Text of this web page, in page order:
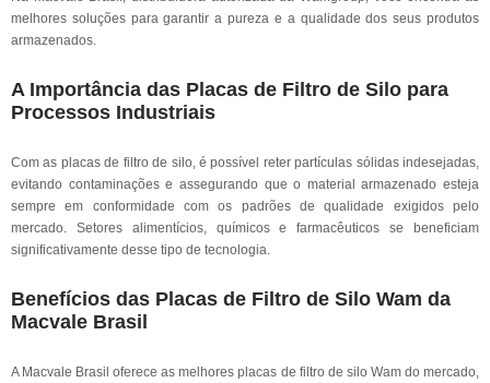
melhores soluções para garantir a pureza e a qualidade dos seus produtos
armazenados.
A Importância das Placas de Filtro de Silo para
Processos Industriais
Com as placas de filtro de silo, é possível reter partículas sólidas indesejadas,
evitando contaminações e assegurando que o material armazenado esteja
sempre em conformidade com os padrões de qualidade exigidos pelo
mercado. Setores alimentícios, químicos e farmacêuticos se beneficiam
significativamente desse tipo de tecnologia.
Benefícios das Placas de Filtro de Silo Wam da
Macvale Brasil
A Macvale Brasil oferece as melhores placas de filtro de silo Wam do mercado,